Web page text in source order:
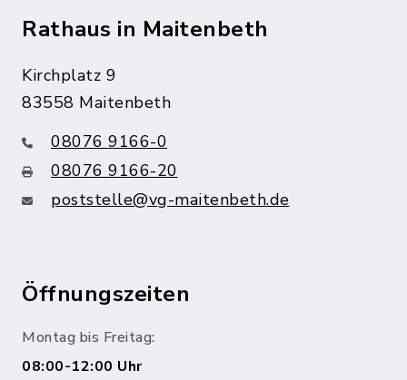
Rathaus in Maitenbeth
Kirchplatz 9
83558 Maitenbeth
08076 9166-0
08076 9166-20
poststelle@vg-maitenbeth.de
Öffnungszeiten
Montag bis Freitag:
08:00-12:00 Uhr